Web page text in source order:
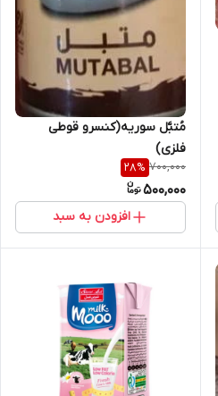
مُتبَّل سوریه(کنسرو قوطی
فلزی)
700,000
28%
500,000
افزودن به سبد